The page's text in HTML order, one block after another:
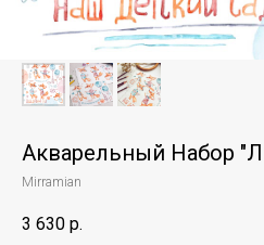
Акварельный Набор
Mirramian
3 630 р.